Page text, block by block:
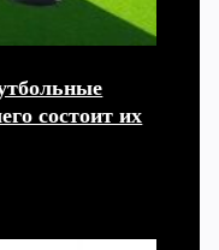
состоит их